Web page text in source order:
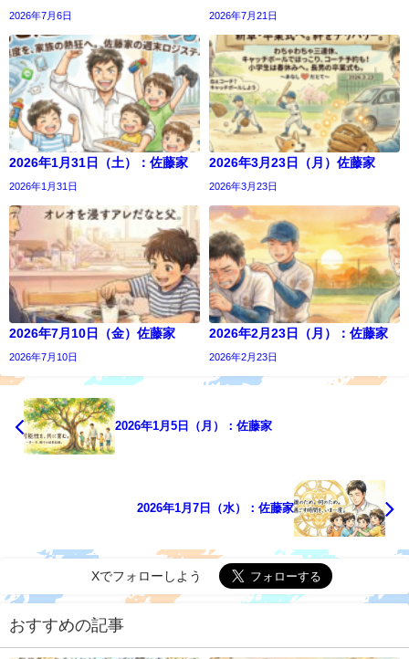
2026年7月6日 2026年7月21日
2026年1月31日（土）：佐藤家
2026年1月31日
2026年3月23日（月）佐藤家
2026年3月23日
2026年7月10日（金）佐藤家
2026年7月10日
2026年2月23日（月）：佐藤家
2026年2月23日
2026年1月5日（月）：佐藤家
2026年1月7日（水）：佐藤家
Xでフォローしよう
おすすめの記事